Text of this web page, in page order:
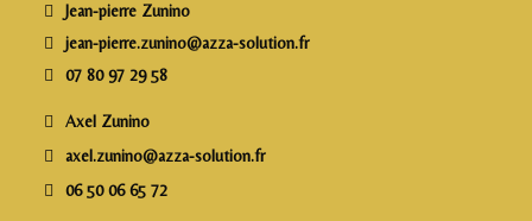
o
k
Jean-pierre Zunino
jean-pierre.zunino@azza-solution.fr
07 80 97 29 58
Axel Zunino
axel.zunino@azza-solution.fr
06 50 06 65 72